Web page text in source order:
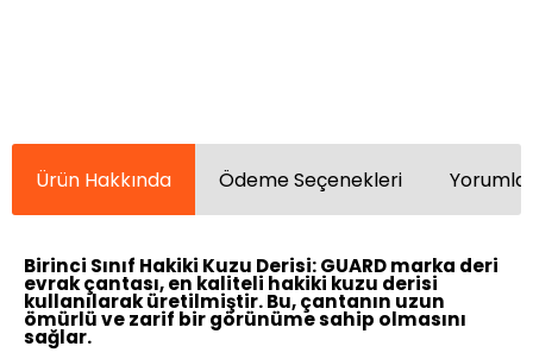
Ürün Hakkında Ödeme Seçenekleri
Birinci Sınıf Hakiki Kuzu Derisi:GUARD marka deri
evrak çantası, en kaliteli hakiki kuzu derisi
kullanılarak üretilmiştir. Bu, çantanın uzun
ömürlü ve zarif bir görünüme sahip olmasını
sağlar.